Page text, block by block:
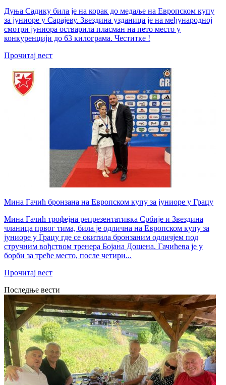
Дуња Садику била је на корак до медаље на Европском купу
за јуниоре у Сарајеву. Звездина узданица је на међународној
смотри јуниора остварила пласман на пето место у
конкуренцији до 63 килограма. Честитке !
Прочитај вест
Мина Гачић бронзана на Европском купу за јуниоре у Грацу
Мина Гачић трофејна репрезентативка Србије и Звездина
чланица првог тима, била је одлична на Европском купу за
јуниоре у Грацу где се окитила бронзаним одличјем под
стручним вођством тренера Бојана Дошена. Гачићева је у
борби за треће место, после четири...
Прочитај вест
Последње вести